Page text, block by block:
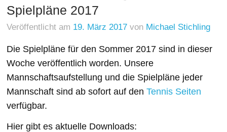
Spielpläne 2017
Veröffentlicht am 19. März 2017 von Michael Stichling
Die Spielpläne für den Sommer 2017 sind in dieser
Woche veröffentlich worden. Unsere
Mannschaftsaufstellung und die Spielpläne jeder
Mannschaft sind ab sofort auf denTennis Seiten
verfügbar.
Hier gibt es aktuelle Downloads: